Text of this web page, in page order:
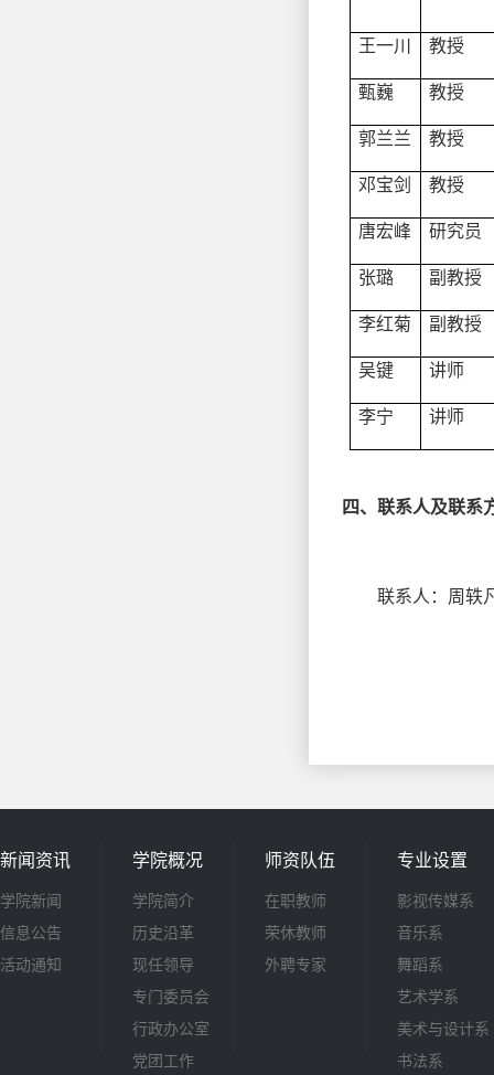
王一川 教授
甄巍 教授
郭兰兰 教授
邓宝剑 教授
唐宏峰 研究员
张璐 副教授
李红菊 副教授
吴键 讲师
李宁 讲师
四、联系人及联系
联系人：周轶
新闻资讯
学院新闻
信息公告
活动通知
学院概况
学院简介
历史沿革
现任领导
专门委员会
行政办公室
党团工作
师资队伍
在职教师
荣休教师
外聘专家
专业设置
影视传媒系
音乐系
舞蹈系
艺术学系
美术与设计系
书法系